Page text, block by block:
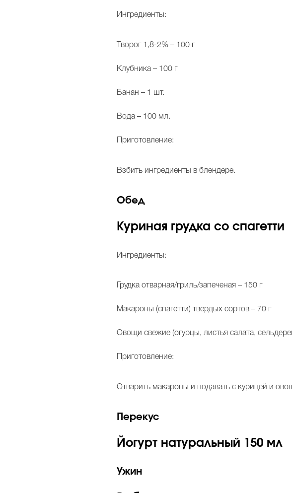
Ингредиенты:
Творог 1,8-2% – 100 г
Клубника – 100 г
Банан – 1 шт.
Вода – 100 мл.
Приготовление:
Взбить ингредиенты в блендере.
Обед
Куриная грудка со спагетти
Ингредиенты:
Грудка отварная/гриль/запеченая – 150 г
Макароны (спагетти) твердых сортов – 70 г
Овощи свежие (огурцы, листья салата,
Приготовление:
Отварить макароны и подавать с курицей и
Перекус
Йогурт натуральный 150 мл
Ужин